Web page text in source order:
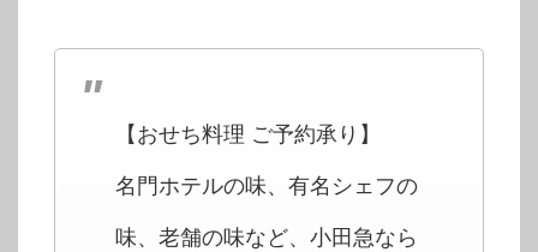
【おせち料理 ご予約承り】
名門ホテルの味、有名シェフの
味、老舗の味など、小田急なら